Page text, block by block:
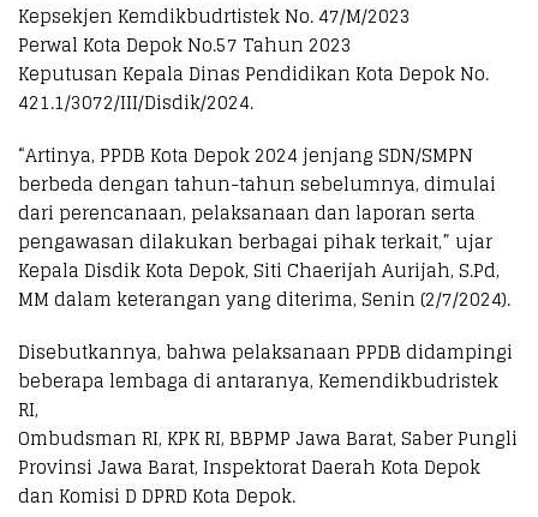
Kepsekjen Kemdikbudrtistek No. 47/M/2023
Perwal Kota Depok No.57 Tahun 2023
Keputusan Kepala Dinas Pendidikan Kota Depok No.
421.1/3072/III/Disdik/2024.
“Artinya, PPDB Kota Depok 2024 jenjang SDN/SMPN
berbeda dengan tahun-tahun sebelumnya, dimulai
dari perencanaan, pelaksanaan dan laporan serta
pengawasan dilakukan berbagai pihak terkait,” ujar
Kepala Disdik Kota Depok, Siti Chaerijah Aurijah, S.Pd,
MM dalam keterangan yang diterima, Senin (2/7/2024).
Disebutkannya, bahwa pelaksanaan PPDB didampingi
beberapa lembaga di antaranya, Kemendikbudristek
RI,
Ombudsman RI, KPK RI, BBPMP Jawa Barat, Saber Pungli
Provinsi Jawa Barat, Inspektorat Daerah Kota Depok
dan Komisi D DPRD Kota Depok.